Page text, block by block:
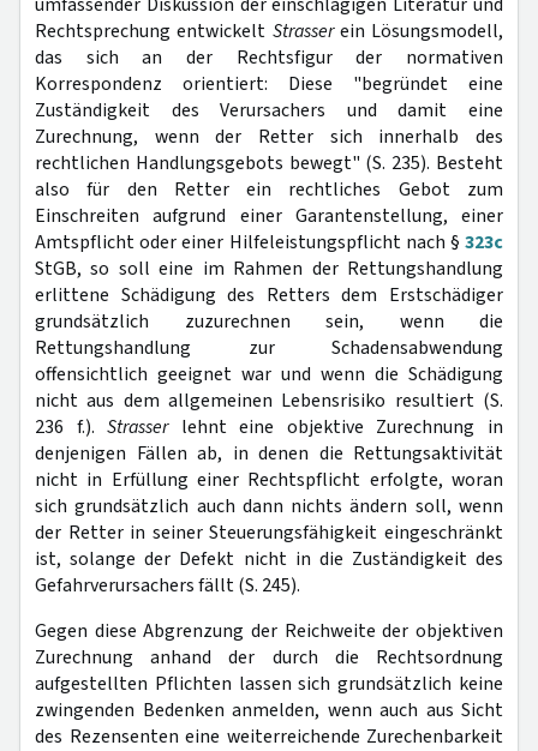
Rechtsprechung entwickelt Strasserein Lösungsmodell,
das sich an der Rechtsfigur der normativen
Korrespondenz orientiert: Diese "begründet eine
Zuständigkeit des Verursachers und damit eine
Zurechnung, wenn der Retter sich innerhalb des
rechtlichen Handlungsgebots bewegt" (S. 235). Besteht
also für den Retter ein rechtliches Gebot zum
Einschreiten aufgrund einer Garantenstellung, einer
Amtspflicht oder einer Hilfeleistungspflicht nach § 323c
StGB, so soll eine im Rahmen der Rettungshandlung
erlittene Schädigung des Retters dem Erstschädiger
grundsätzlich zuzurechnen sein, wenn die
Rettungshandlung zur Schadensabwendung
offensichtlich geeignet war und wenn die Schädigung
nicht aus dem allgemeinen Lebensrisiko resultiert (S.
236 f.).Strasserlehnt eine objektive Zurechnung in
denjenigen Fällen ab, in denen die Rettungsaktivität
nicht in Erfüllung einer Rechtspflicht erfolgte, woran
sich grundsätzlich auch dann nichts ändern soll, wenn
der Retter in seiner Steuerungsfähigkeit eingeschränkt
ist, solange der Defekt nicht in die Zuständigkeit des
Gefahrverursachers fällt (S. 245).
Gegen diese Abgrenzung der Reichweite der objektiven
Zurechnung anhand der durch die Rechtsordnung
aufgestellten Pflichten lassen sich grundsätzlich keine
zwingenden Bedenken anmelden, wenn auch aus Sicht
des Rezensenten eine weiterreichende Zurechenbarkeit